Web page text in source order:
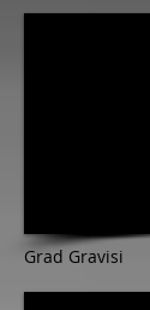
Grad Gravisi